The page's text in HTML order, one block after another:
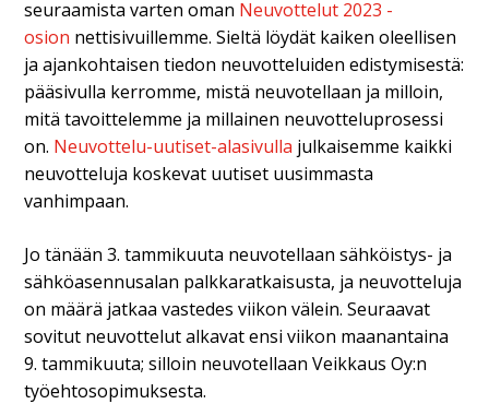
seuraamista varten oman Neuvottelut 2023 -
osion nettisivuillemme. Sieltä löydät kaiken oleellisen
ja ajankohtaisen tiedon neuvotteluiden edistymisestä:
pääsivulla kerromme, mistä neuvotellaan ja milloin,
mitä tavoittelemme ja millainen neuvotteluprosessi
on. Neuvottelu-uutiset-alasivulla julkaisemme kaikki
neuvotteluja koskevat uutiset uusimmasta
vanhimpaan.
Jo tänään 3. tammikuuta neuvotellaan sähköistys- ja
sähköasennusalan palkkaratkaisusta, ja neuvotteluja
on määrä jatkaa vastedes viikon välein. Seuraavat
sovitut neuvottelut alkavat ensi viikon maanantaina
9. tammikuuta; silloin neuvotellaan Veikkaus Oy:n
työehtosopimuksesta.